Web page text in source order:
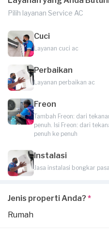
Pilih layanan Service AC
Cuci
Layanan cuci ac
Perbaikan
Layanan perbaikan ac
Freon
Tambah Freon: dari
penuh. Isi Freon: dari
penuh ke penuh
Instalasi
Jasa instalasi bongkar
Jenis properti Anda? *
Rumah